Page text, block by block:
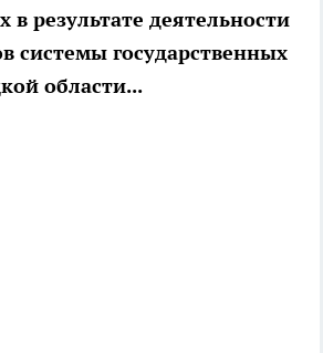
результате деятельности
системы государственных
области...